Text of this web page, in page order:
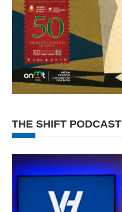
THE SHIFT PODCAST